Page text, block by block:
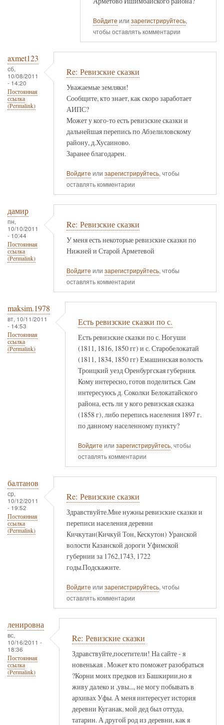
Войдите или зарегистрируйтесь,
чтобы оставлять комментарии
axmet123
сб,
10/08/2011
- 14:20
Постоянная
ссылка
(Permalink)
Re: Ревизские сказки
Уважаемые земляки!
Сообщите, кто знает, как скоро заработает
АИПС?
Может у кого-то есть ревизские сказки и
дальнейшая перепись по Абзелиловскому
району, д.Хусаиново.
Заранее благодарен.
Войдите или зарегистрируйтесь, чтобы
оставлять комментарии
дамир
пн,
10/10/2011
- 10:44
Постоянная
ссылка
(Permalink)
Re: Ревизские сказки
У меня есть некоторые ревизские сказки по
Нижней и Старой Арметевой
Войдите или зарегистрируйтесь, чтобы
оставлять комментарии
maksim.1978
вт, 10/11/2011
- 14:53
Постоянная
ссылка
(Permalink)
Есть ревизские сказки по с.
Есть ревизские сказки по с. Ногуши
(1811, 1816, 1850 гг) и с. Старобелокатай
(1811, 1834, 1850 гг) Емашинская волость
Троицкий уезд Оренбургская губерния.
Кому интересно, готов поделиться. Сам
интересуюсь д. Соколки Белокатайского
района, есть ли у кого ревизская сказка
(1858 г), либо перепись населения 1897 г.
по данному населенному пункту?
Войдите или зарегистрируйтесь, чтобы
оставлять комментарии
балтанов
ср,
10/12/2011
- 19:52
Постоянная
ссылка
(Permalink)
Re: Ревизские сказки
Здравствуйте.Мне нужны ревизские сказки и
переписи населения деревни
Кичкутан(Кичкуй Тон, Кескутон) Уранской
волости Казанской дороги Уфимской
губернии за 1762,1743, 1722
годы.Подскажите.
Войдите или зарегистрируйтесь, чтобы
оставлять комментарии
ленировна
вс,
10/16/2011 -
18:36
Постоянная
ссылка
(Permalink)
Re: Ревизские сказки
Здравствуйте,посетители! На сайте - я
новенькая . Может кто поможет разобраться
?Корни моих предков из Башкирии,но я
живу далеко и ,увы..., не могу побывать в
архивах Уфы. А меня интересует история
деревни Куганак, мой дед был оттуда,
татарин. А другой род из деревни, как я